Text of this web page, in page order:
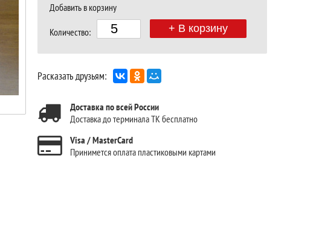
Добавить в корзину
Количество: + В корзину
Расказать друзьям:
Доставка по всей России
Доставка до терминала ТК бесплатно
Visa / MasterCard
Принимется оплата пластиковыми картами